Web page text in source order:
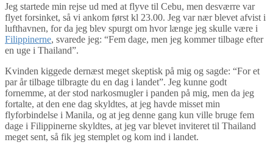
Jeg startede min rejse ud med at flyve til Cebu, men desværre var
flyet forsinket, så vi ankom først kl 23.00. Jeg var nær blevet afvist i
lufthavnen, for da jeg blev spurgt om hvor længe jeg skulle være i
Filippinerne, svarede jeg: “Fem dage, men jeg kommer tilbage efter
en uge i Thailand”.
Kvinden kiggede dernæst meget skeptisk på mig og sagde: “For et
par år tilbage tilbragte du en dag i landet”. Jeg kunne godt
fornemme, at der stod narkosmugler i panden på mig, men da jeg
fortalte, at den ene dag skyldtes, at jeg havde misset min
flyforbindelse i Manila, og at jeg denne gang kun ville bruge fem
dage i Filippinerne skyldtes, at jeg var blevet inviteret til Thailand
meget sent, så fik jeg stemplet og kom ind i landet.